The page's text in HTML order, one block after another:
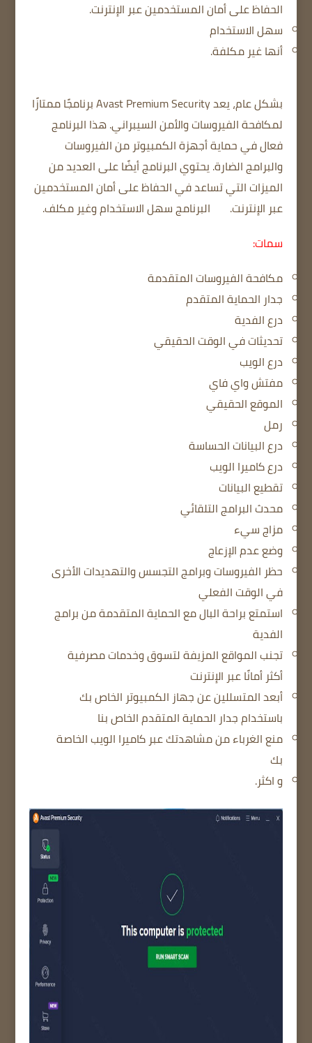
الحفاظ على أمان المستخدمين عبر الإنترنت.
سهل الاستخدام
أنها غير مكلفة.
بشكل عام، يعد Avast Premium Security برنامجًا ممتازًا
لمكافحة الفيروسات والأمن السيبراني.هذا البرنامج
فعال في حماية أجهزة الكمبيوتر من الفيروسات
والبرامج الضارة.يحتوي البرنامج أيضًا على العديد من
الميزات التي تساعد في الحفاظ على أمان المستخدمين
عبر الإنترنت.
البرنامج سهل الاستخدام وغير مكلف.
سمات:
مكافحة الفيروسات المتقدمة
جدار الحماية المتقدم
درع الفدية
تحديثات في الوقت الحقيقي
درع الويب
مفتش واي فاي
الموقع الحقيقي
رمل
درع البيانات الحساسة
درع كاميرا الويب
تقطيع البيانات
محدث البرامج التلقائي
مزاج سيء
وضع عدم الإزعاج
حظر الفيروسات وبرامج التجسس والتهديدات الأخرى
في الوقت الفعلي
استمتع براحة البال مع الحماية المتقدمة من برامج
الفدية
تجنب المواقع المزيفة لتسوق وخدمات مصرفية
أكثر أمانًا عبر الإنترنت
أبعد المتسللين عن جهاز الكمبيوتر الخاص بك
باستخدام جدار الحماية المتقدم الخاص بنا
منع الغرباء من مشاهدتك عبر كاميرا الويب الخاصة
بك
و اكثر.